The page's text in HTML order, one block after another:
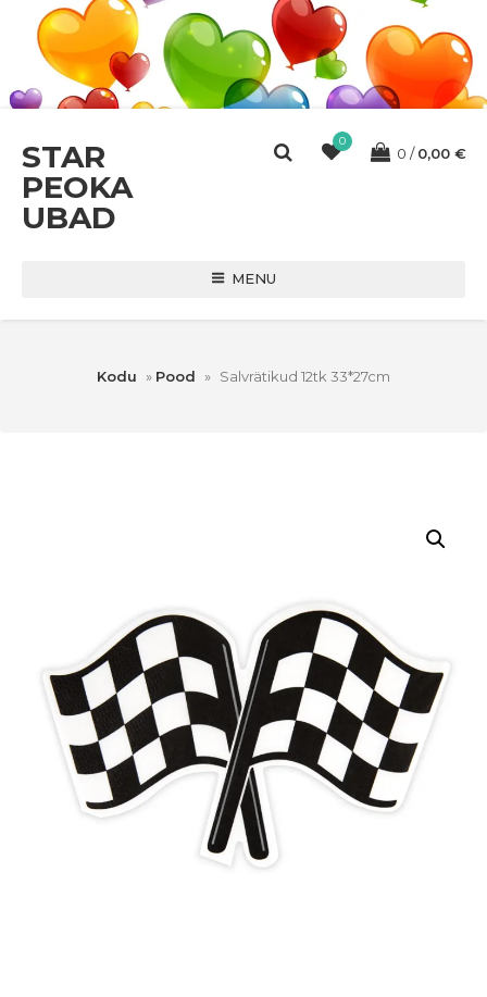
STAR
PEOKA
UBAD
0
0 0,00 €
MENU
Kodu » Pood » Salvrätikud 12tk 33*27cm